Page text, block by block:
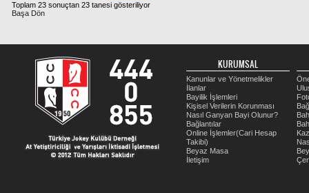
Toplam 23 sonuçtan 23 tanesi gösteriliyor
Başa Dön
KURUMSAL
Kanunlar ve Yönetmelikler
İlanlar
Bayilik İşlemleri
Kişisel Verilerin Korunması
Nasıl Ganyan Bayi Olunur?
Bağlantılar
Online İşlemler(Cari Hesap
Takibi)
Beyaz Masa
İletişim